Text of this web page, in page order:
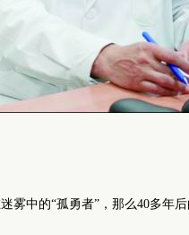
雾中的“孤勇者”，那么40多年